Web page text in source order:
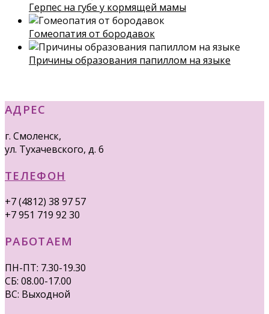
Герпес на губе у кормящей мамы
Гомеопатия от бородавок
Причины образования папиллом на языке
АДРЕС
г. Смоленск,
ул. Тухачевского, д. 6
ТЕЛЕФОН
+7 (4812) 38 97 57
+7 951 719 92 30
РАБОТАЕМ
ПН-ПТ: 7.30-19.30
СБ: 08.00-17.00
ВС: Выходной